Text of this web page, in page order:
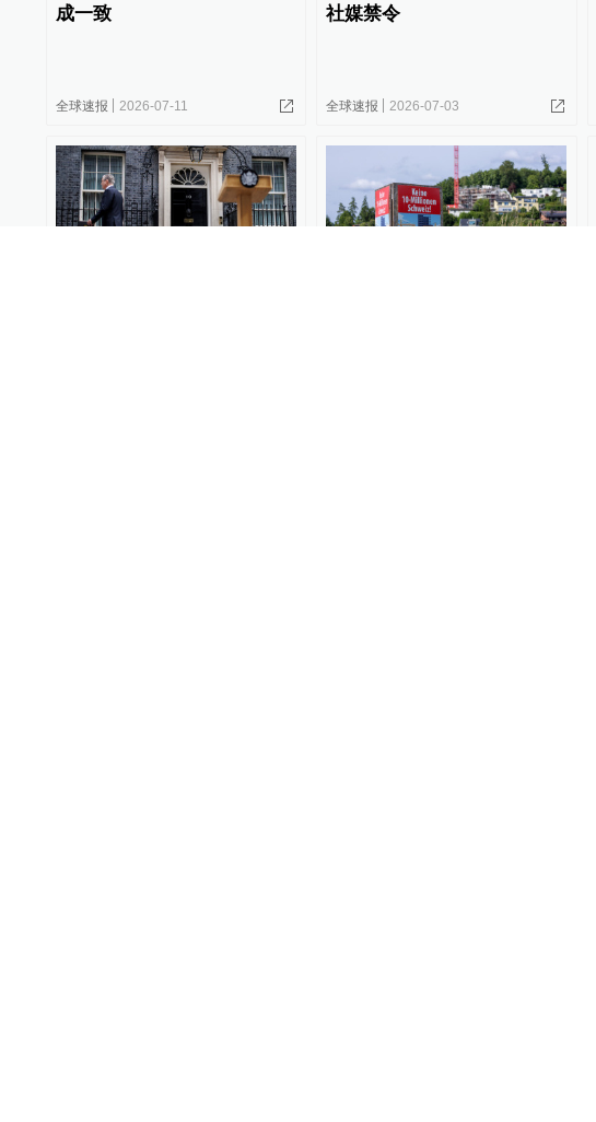
成一致
全球速报 2026-07-11
社媒禁令
全球速报 2026-07-03